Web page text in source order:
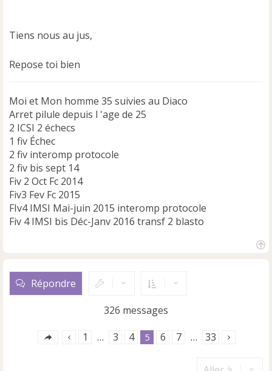
Tiens nous au jus,
Repose toi bien
Moi et Mon homme 35 suivies au Diaco
Arret pilule depuis l 'age de 25
2 ICSI 2 échecs
1 fiv Échec
2 fiv interomp protocole
2 fiv bis sept 14
Fiv 2 Oct Fc 2014
Fiv3 Fev Fc 2015
FIv4 IMSI Mai-juin 2015 interomp protocole
Fiv 4 IMSI bis Déc-Janv 2016 transf 2 blasto
Répondre
326 messages
1 … 3 4 5 6 7 … 33